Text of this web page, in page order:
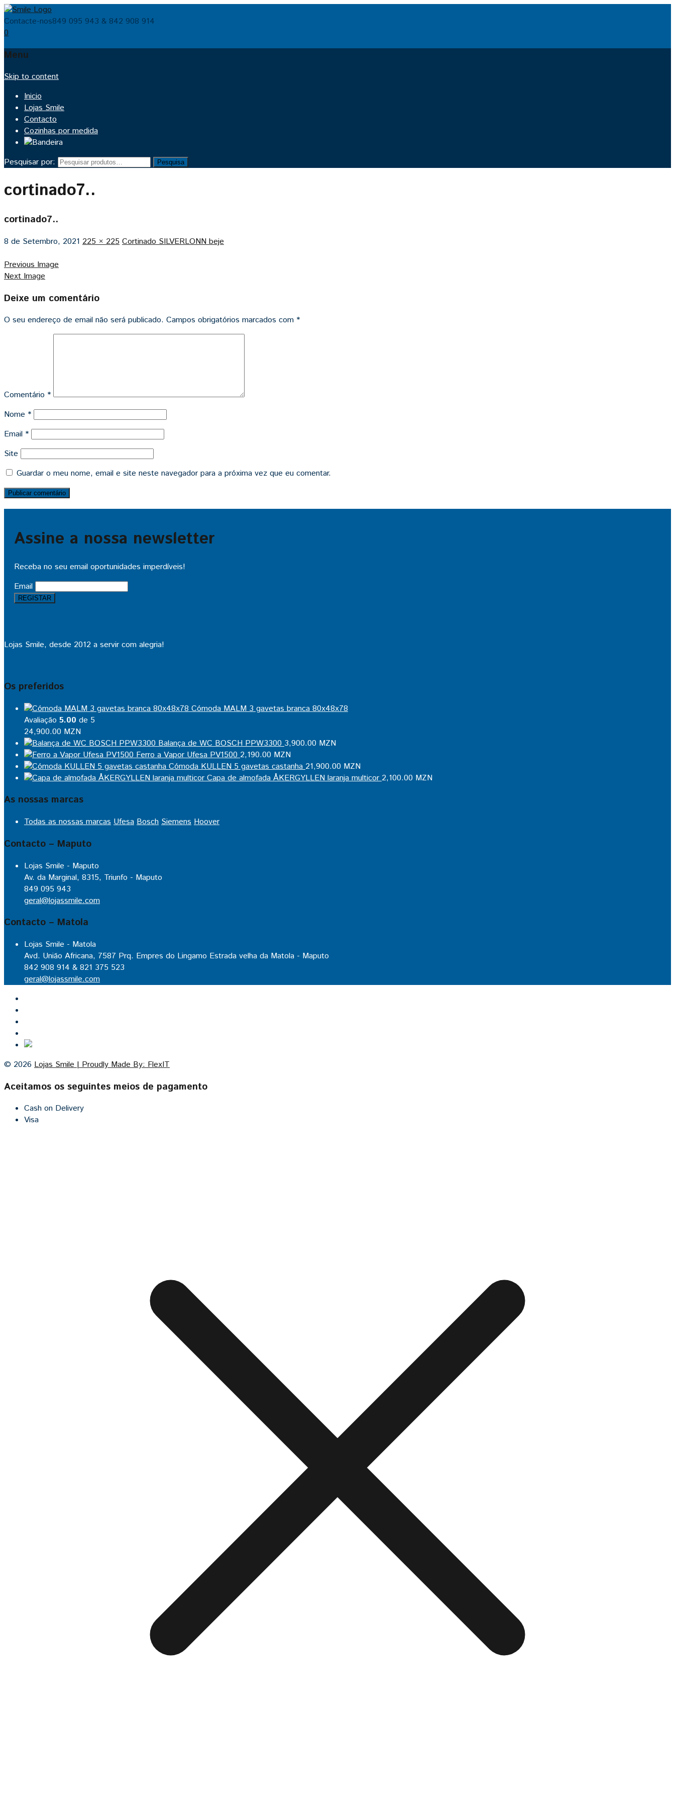
Contacte-nos849 095 943 & 842 908 914
0
Menu
Skip to content
Inicio
Lojas Smile
Contacto
Cozinhas por medida
Pesquisar por: Pesquisa
cortinado7..
cortinado7..
8 de Setembro, 2021 225 × 225 Cortinado SILVERLONN beje
Previous Image
Next Image
Deixe um comentário
O seu endereço de email não será publicado. Campos obrigatórios marcados com *
Comentário *
Nome *
Email *
Site
Guardar o meu nome, email e site neste navegador para a próxima vez que eu comentar.
Assine a nossa newsletter
Receba no seu email oportunidades imperdíveis!
Email
Lojas Smile, desde 2012 a servir com alegria!
Os preferidos
Cómoda MALM 3 gavetas branca 80x48x78
Avaliação 5.00 de 5
24,900.00 MZN
Balança de WC BOSCH PPW3300 3,900.00 MZN
Ferro a Vapor Ufesa PV1500 2,190.00 MZN
Cómoda KULLEN 5 gavetas castanha 21,900.00 MZN
Capa de almofada ÅKERGYLLEN laranja multicor 2,100.00 MZN
As nossas marcas
Todas as nossas marcas Ufesa Bosch Siemens Hoover
Contacto – Maputo
Lojas Smile - Maputo
Av. da Marginal, 8315, Triunfo - Maputo
849 095 943
geral@lojassmile.com
Contacto – Matola
Lojas Smile - Matola
Avd. União Africana, 7587 Prq. Empres do Lingamo Estrada velha da Matola - Maputo
842 908 914 & 821 375 523
geral@lojassmile.com
© 2026 Lojas Smile | Proudly Made By: FlexIT
Aceitamos os seguintes meios de pagamento
Cash on Delivery
Visa